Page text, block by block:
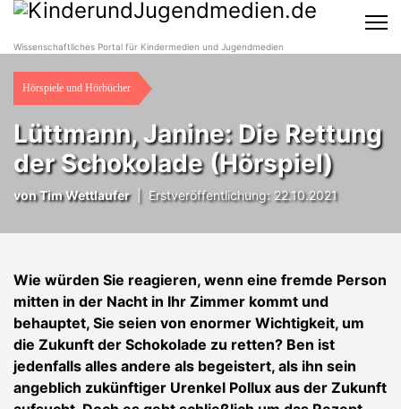
Wissenschaftliches Portal für Kindermedien und Jugendmedien
Hörspiele und Hörbücher
Lüttmann, Janine: Die Rettung
der Schokolade (Hörspiel)
von Tim Wettlaufer| Erstveröffentlichung: 22.10.2021
Wie würden Sie reagieren, wenn eine fremde Person
mitten in der Nacht in Ihr Zimmer kommt und
behauptet, Sie seien von enormer Wichtigkeit, um
die Zukunft der Schokolade zu retten? Ben ist
jedenfalls alles andere als begeistert, als ihn sein
angeblich zukünftiger Urenkel Pollux aus der Zukunft